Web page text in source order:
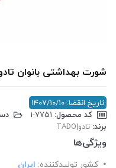
شورت بهداشتی بانوان
تاریخ انقضا: 1407/10/10
کد محصول:
برند: تادو|TADO
ویژگی‌ها
کشور تولید‎کننده:
ایران